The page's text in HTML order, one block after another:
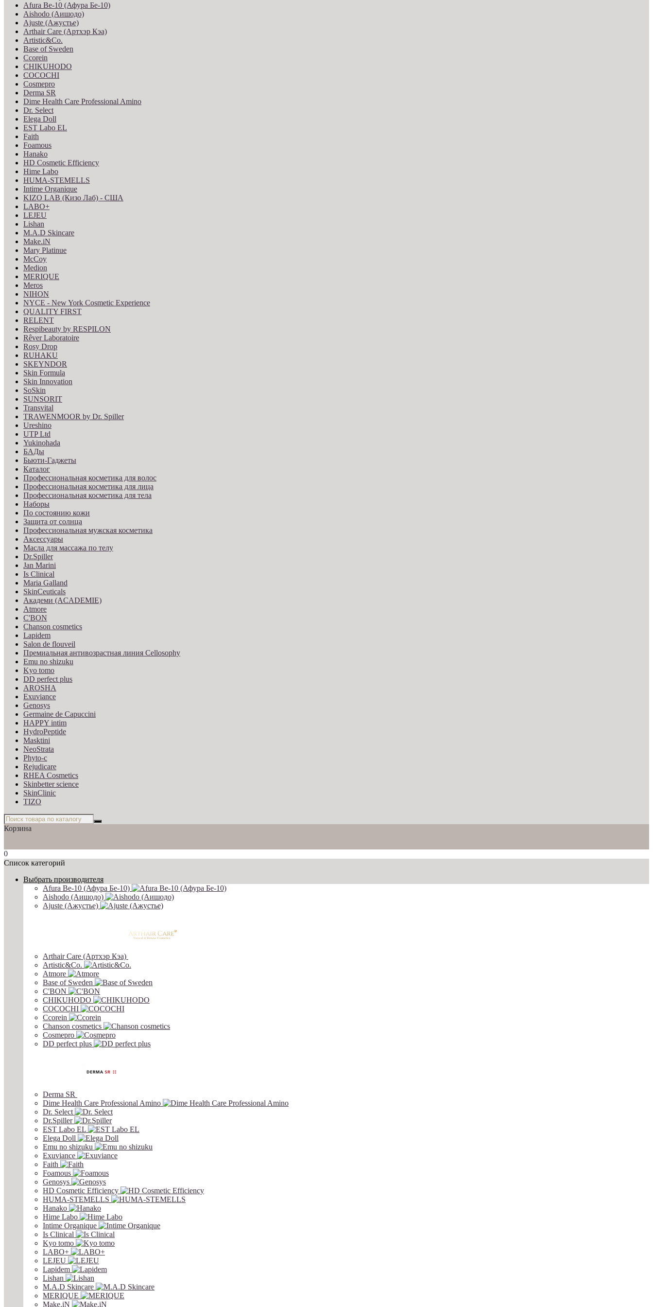
Afura Be-10 (Афура Бе-10)
Aishodo (Аишодо)
Ajuste (Ажустье)
Arthair Care (Артхэр Кэа)
Artistic&Co.
Base of Sweden
Ccorein
CHIKUHODO
COCOCHI
Cosmepro
Derma SR
Dime Health Care Professional Amino
Dr. Select
Elega Doll
EST Labo EL
Faith
Foamous
Hanako
HD Cosmetic Efficiency
Hime Labo
HUMA-STEMELLS
Intime Organique
KIZO LAB (Кизо Лаб) - США
LABO+
LEJEU
Lishan
M.A.D Skincare
Make.iN
Mary Platinue
McCoy
Medion
MERIQUE
Meros
NIHON
NYCE - New York Cosmetic Experience
QUALITY FIRST
RELENT
Respibeauty by RESPILON
Rêver Laboratoire
Rosy Drop
RUHAKU
SKEYNDOR
Skin Formula
Skin Innovation
SoSkin
SUNSORIT
Transvital
TRAWENMOOR by Dr. Spiller
Ureshino
UTP Ltd
Yukinohada
БАДы
Бьюти-Гаджеты
Каталог
Профессиональная косметика для волос
Профессиональная косметика для лица
Профессиональная косметика для тела
Наборы
По состоянию кожи
Защита от солнца
Профессиональная мужская косметика
Аксессуары
Масла для массажа по телу
Dr.Spiller
Jan Marini
Is Clinical
Maria Galland
SkinCeuticals
Академи (ACADEMIE)
Atmore
C'BON
Chanson cosmetics
Lapidem
Salon de flouveil
Премиальная антивозрастная линия Cellosophy
Emu no shizuku
Kyo tomo
DD perfect plus
AROSHA
Exuviance
Genosys
Germaine de Capuccini
HAPPY intim
HydroPeptide
Masktini
NeoStrata
Phyto-c
Rejudicare
RHEA Cosmetics
Skinbetter science
SkinСlinic
TIZO
Корзина
0
Список категорий
Выбрать производителя
Afura Be-10 (Афура Бе-10)
Aishodo (Аишодо)
Ajuste (Ажустье)
Arthair Care (Артхэр Кэа)
Artistic&Co.
Atmore
Base of Sweden
C'BON
CHIKUHODO
COCOCHI
Ccorein
Chanson cosmetics
Cosmepro
DD perfect plus
Derma SR
Dime Health Care Professional Amino
Dr. Select
Dr.Spiller
EST Labo EL
Elega Doll
Emu no shizuku
Exuviance
Faith
Foamous
Genosys
HD Cosmetic Efficiency
HUMA-STEMELLS
Hanako
Hime Labo
Intime Organique
Is Clinical
Kyo tomo
LABO+
LEJEU
Lapidem
Lishan
M.A.D Skincare
MERIQUE
Make.iN